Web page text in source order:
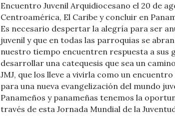
Encuentro Juvenil Arquidiocesano el 20 de
Centroamérica, El Caribe y concluir en
Es necesario despertar la alegría para ser
juvenil y que en todas las parroquias se
nuestro tiempo encuentren respuesta a sus
desarrollar una catequesis que sea un
JMJ, que los lleve a vivirla como un
para una nueva evangelización del mundo
Panameños y panameñas tenemos la
través de esta Jornada Mundial de la